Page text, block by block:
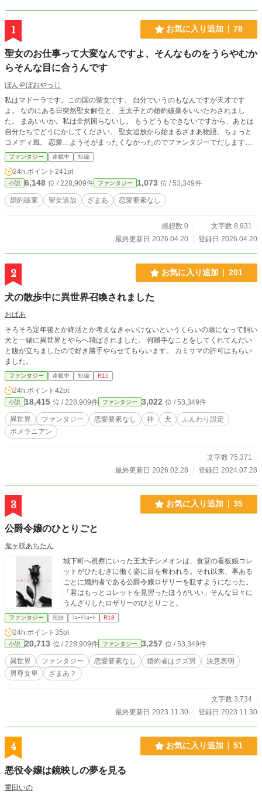
1 お気に入り追加 78
聖女のお仕事って大変なんですよ、そんなものをうらやむか
らそんな目に合うんです
ぼん＠ぼおやっじ
私はマドーラです。この国の聖女です。 自分でいうのもなんですが天才です
よ。 なのにある日突然聖女解任と、王太子との婚約破棄をいいたわされまし
た。 まあいいか。私は全然困らないし。 もうどうもできないですから、あとは
自分たちでどうにかしてください。 聖女追放から始まるざまあ物語。ちょっと
コメディ風。 恋愛…ようそがまったくなかったのでファンタジーでだします。
設定ゆるっと。ストーリーふわっと。 お気軽にお試しください。
ファンタジー 連載中 短編
24h.ポイント 241pt
小説 6,148 位 / 228,909件 ファンタジー 1,073 位 / 53,349件
婚約破棄 聖女追放 ざまあ 恋愛要素なし
感想数 0
文字数 8,931
最終更新日 2026.04.20
登録日 2026.04.20
2 お気に入り追加 201
犬の散歩中に異世界召喚されました
おばあ
そろそろ定年後とか終活とか考えなきゃいけないというくらいの歳になって飼い
犬と一緒に異世界とやらへ飛ばされました。 何勝手なことをしてくれてんだい
と腹が立ちましたので好き勝手やらせてもらいます。 カミサマの許可はもらい
ました。
ファンタジー 連載中 短編 R15
24h.ポイント 42pt
小説 18,415 位 / 228,909件 ファンタジー 3,022 位 / 53,349件
異世界 ファンタジー 恋愛要素なし 神 犬
ふんわり設定
ポメラニアン
文字数 75,371
最終更新日 2026.02.28
登録日 2024.07.28
3 お気に入り追加 35
公爵令嬢のひとりごと
鬼ヶ咲あちたん
城下町へ視察にいった王太子シメオンは、食堂の看板娘コレ
ットがひたむきに働く姿に目を奪われる。それ以来、事ある
ごとに婚約者である公爵令嬢ロザリーを貶すようになった。
「君はもっとコレットを見習ったほうがいい」そんな日々に
うんざりしたロザリーのひとりごと。
ファンタジー 完結 ｼｮｰﾄｼｮｰﾄ R18
24h.ポイント 35pt
小説 20,713 位 / 228,909件 ファンタジー 3,257 位 / 53,349件
異世界 ファンタジー 恋愛要素なし 婚約者はクズ男
決意表明
男尊女卑
ざまあ？
文字数 3,734
最終更新日 2023.11.30
登録日 2023.11.30
4 お気に入り追加 51
悪役令嬢は鏡映しの夢を見る
重田いの